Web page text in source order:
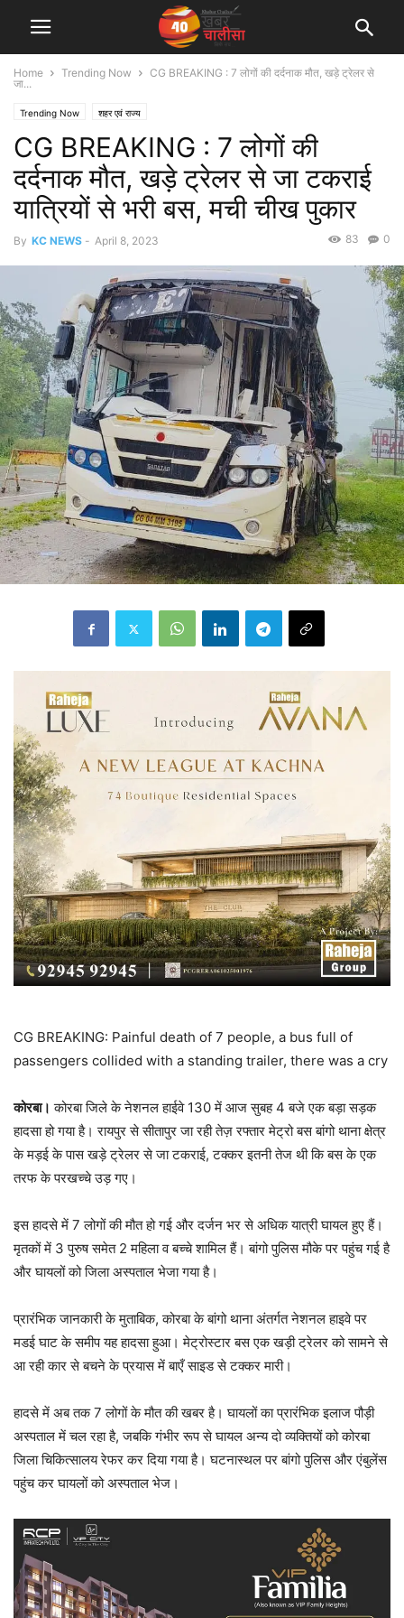
Home Trending Now
CG BREAKING : 7 लोगों की दर्दनाक मौत, खड़े ट्रेलर से
जा...
Trending Now शहर एवं राज्य
CG BREAKING : 7 लोगों की
दर्दनाक मौत, खड़े ट्रेलर से जा टकराई
यात्रियों से भरी बस, मची चीख पुकार
By KC NEWS - April 8, 2023 0
83
CG BREAKING: Painful death of 7 people, a bus full of
passengers collided with a standing trailer, there was a cry
कोरबा। कोरबा जिले के नेशनल हाईवे 130 में आज सुबह 4 बजे एक बड़ा सड़क
हादसा हो गया है। रायपुर से सीतापुर जा रही तेज़ रफ्तार मेट्रो बस बांगो थाना क्षेत्र
के मड़ई के पास खड़े ट्रेलर से जा टकराई, टक्कर इतनी तेज थी कि बस के एक
तरफ के परखच्चे उड़ गए।
इस हादसे में 7 लोगों की मौत हो गई और दर्जन भर से अधिक यात्री घायल हुए हैं।
मृतकों में 3 पुरुष समेत 2 महिला व बच्चे शामिल हैं। बांगो पुलिस मौके पर पहुंच गई है
और घायलों को जिला अस्पताल भेजा गया है।
प्रारंभिक जानकारी के मुताबिक, कोरबा के बांगो थाना अंतर्गत नेशनल हाइवे पर
मडई घाट के समीप यह हादसा हुआ। मेट्रोस्टार बस एक खड़ी ट्रेलर को सामने से
आ रही कार से बचने के प्रयास में बाएँ साइड से टक्कर मारी।
हादसे में अब तक 7 लोगों के मौत की खबर है। घायलों का प्रारंभिक इलाज पौड़ी
अस्पताल में चल रहा है, जबकि गंभीर रूप से घायल अन्य दो व्यक्तियों को कोरबा
जिला चिकित्सालय रेफर कर दिया गया है। घटनास्थल पर बांगो पुलिस और एंबुलेंस
पहुंच कर घायलों को अस्पताल भेज।